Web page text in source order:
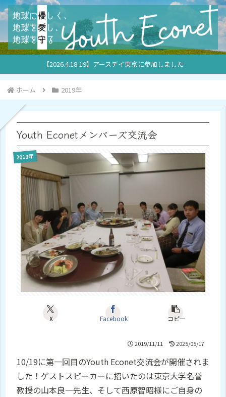
【2026.4.18-19】アースデイ東京に参加しました
ホーム 2019年
Youth Econetメンバーズ交流会
2019年
X Facebook コピー
2019/11/11 2025/05/17
10/19に第一回目のYouth Econet交流会が開催されま
した！ゲストスピーカーに招いたのは東京大学名誉
教授の山本良一先生、そして西原智昭様にご自身の